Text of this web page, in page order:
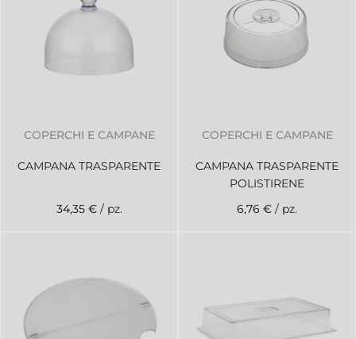
COPERCHI E CAMPANE
CAMPANA TRASPARENTE
34,35 € / pz.
COPERCHI E CAMPANE
CAMPANA TRASPARENTE
POLISTIRENE
6,76 € / pz.